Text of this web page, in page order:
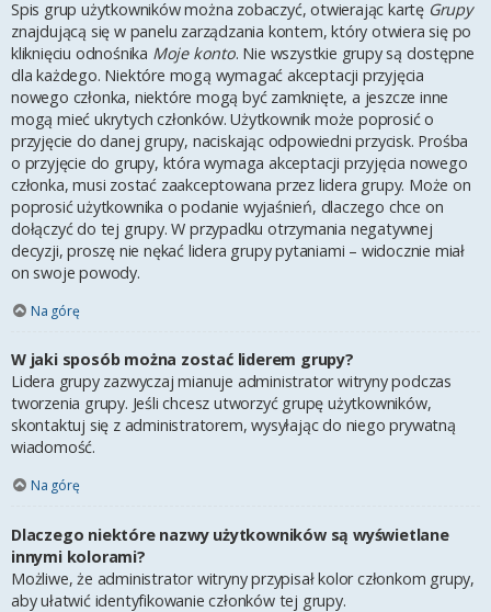
Spis grup użytkowników można zobaczyć, otwierając kartę Grupy
znajdującą się w panelu zarządzania kontem, który otwiera się po
kliknięciu odnośnika Moje konto. Nie wszystkie grupy są dostępne
dla każdego. Niektóre mogą wymagać akceptacji przyjęcia
nowego członka, niektóre mogą być zamknięte, a jeszcze inne
mogą mieć ukrytych członków. Użytkownik może poprosić o
przyjęcie do danej grupy, naciskając odpowiedni przycisk. Prośba
o przyjęcie do grupy, która wymaga akceptacji przyjęcia nowego
członka, musi zostać zaakceptowana przez lidera grupy. Może on
poprosić użytkownika o podanie wyjaśnień, dlaczego chce on
dołączyć do tej grupy. W przypadku otrzymania negatywnej
decyzji, proszę nie nękać lidera grupy pytaniami – widocznie miał
on swoje powody.
Na górę
W jaki sposób można zostać liderem grupy?
Lidera grupy zazwyczaj mianuje administrator witryny podczas
tworzenia grupy. Jeśli chcesz utworzyć grupę użytkowników,
skontaktuj się z administratorem, wysyłając do niego prywatną
wiadomość.
Na górę
Dlaczego niektóre nazwy użytkowników są wyświetlane
innymi kolorami?
Możliwe, że administrator witryny przypisał kolor członkom grupy,
aby ułatwić identyfikowanie członków tej grupy.